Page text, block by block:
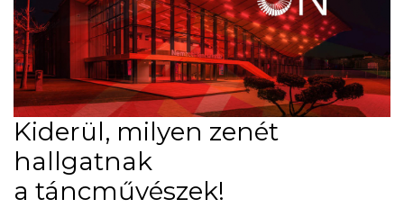
Kiderül, milyen zenét
hallgatnak
a táncművészek!